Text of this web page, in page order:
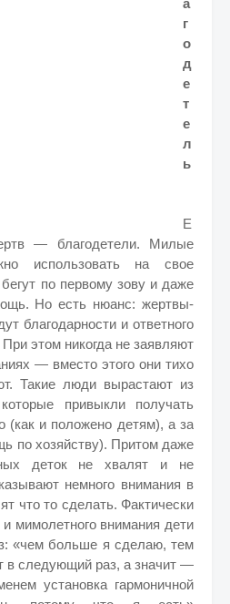
а
г
о
д
е
т
е
л
ь
Е
— благодетели. Милые
использовать на свое
по первому зову и даже
Но есть нюанс: жертвы-
благодарности и ответного
этом никогда не заявляют
— вместо этого они тихо
Такие люди вырастают из
привыкли получать
(как и положено детям), а за
по хозяйству). Притом даже
деток не хвалят и не
немного внимания в
что то сделать. Фактически
мимолетного внимания дети
«чем больше я сделаю, тем
в следующий раз, а значит —
установка гармоничной